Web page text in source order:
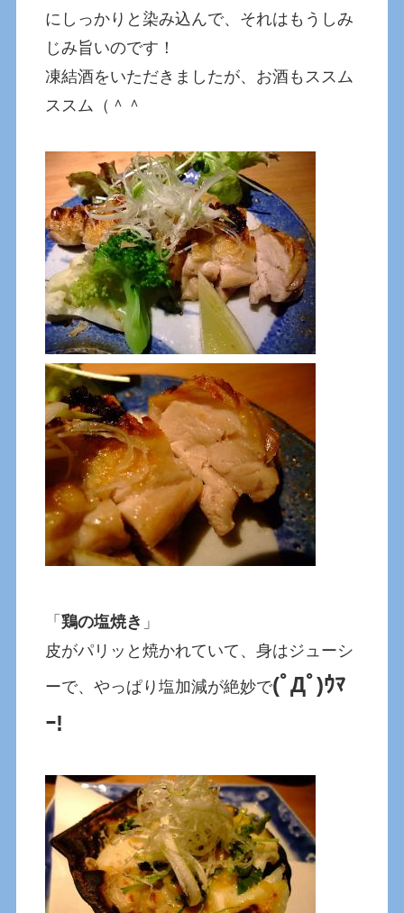
にしっかりと染み込んで、それはもうしみ
じみ旨いのです！
凍結酒をいただきましたが、お酒もススム
ススム（＾＾
「鶏の塩焼き 」
皮がパリッと焼かれていて、身はジューシ
ーで、やっぱり塩加減が絶妙で(ﾟДﾟ)ｳﾏ
ｰ!